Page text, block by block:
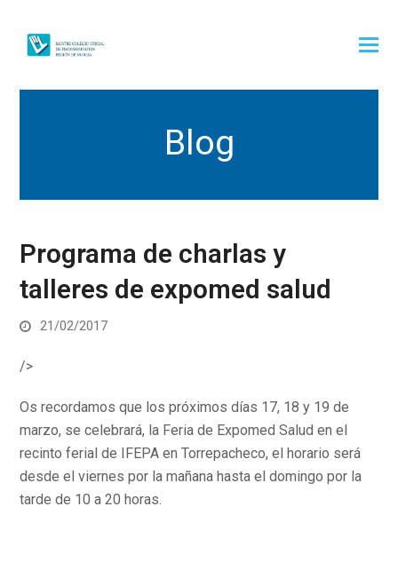
Blog
Programa de charlas y
talleres de expomed salud
21/02/2017
/>
Os recordamos que los próximos días 17, 18 y 19 de
marzo, se celebrará, la Feria de Expomed Salud en el
recinto ferial de IFEPA en Torrepacheco, el horario será
desde el viernes por la mañana hasta el domingo por la
tarde de 10 a 20 horas.